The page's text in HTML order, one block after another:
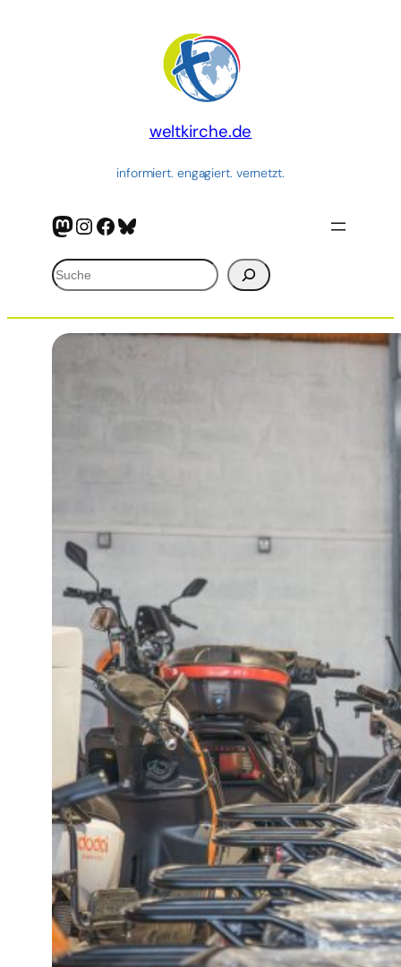
weltkirche.de
informiert. engagiert. vernetzt.
Mastodon
Instagram
Facebook
Bluesky
Suchen